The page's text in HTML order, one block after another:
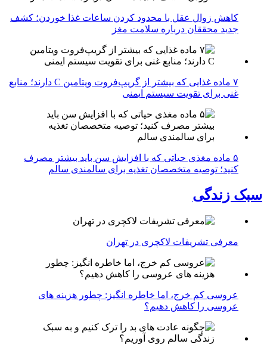
کاهش زوال عقل با محدود کردن ساعات غذا خوردن؛ کشف
جدید محققان درباره سلامت مغز
۷ ماده غذایی که بیشتر از گریپ‌فروت ویتامین C دارند؛ منابع
غنی برای تقویت سیستم ایمنی
۵ ماده مغذی حیاتی که با افزایش سن باید بیشتر مصرف
کنید؛ توصیه متخصصان تغذیه برای سالمندی سالم
سبک زندگی
معرفی تشریفات لاکچری در تهران
عروسی کم خرج، اما خاطره انگیز: چطور هزینه های
عروسی را کاهش دهیم؟